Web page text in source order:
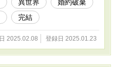
異世界
婚約破棄
完結
2025.02.08 登録日 2025.01.23